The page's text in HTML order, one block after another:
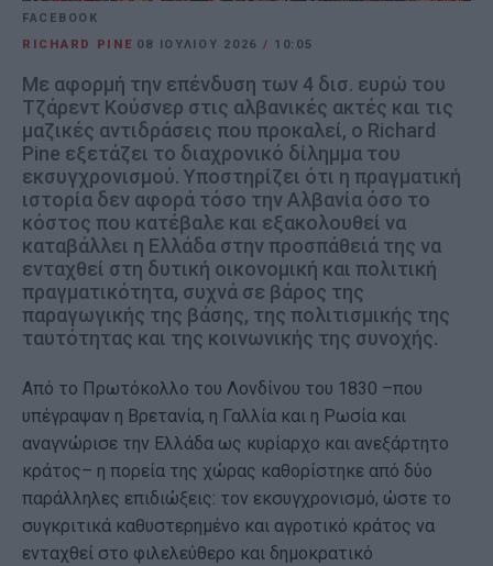
FACEBOOK
RICHARD PINE 08 ΙΟΥΛΊΟΥ 2026 / 10:05
Με αφορμή την επένδυση των 4 δισ. ευρώ του
Τζάρεντ Κούσνερ στις αλβανικές ακτές και τις
μαζικές αντιδράσεις που προκαλεί, ο Richard
Pine εξετάζει το διαχρονικό δίλημμα του
εκσυγχρονισμού. Υποστηρίζει ότι η πραγματική
ιστορία δεν αφορά τόσο την Αλβανία όσο το
κόστος που κατέβαλε και εξακολουθεί να
καταβάλλει η Ελλάδα στην προσπάθειά της να
ενταχθεί στη δυτική οικονομική και πολιτική
πραγματικότητα, συχνά σε βάρος της
παραγωγικής της βάσης, της πολιτισμικής της
ταυτότητας και της κοινωνικής της συνοχής.
Από το Πρωτόκολλο του Λονδίνου του 1830 –που
υπέγραψαν η Βρετανία, η Γαλλία και η Ρωσία και
αναγνώρισε την Ελλάδα ως κυρίαρχο και ανεξάρτητο
κράτος– η πορεία της χώρας καθορίστηκε από δύο
παράλληλες επιδιώξεις: τον εκσυγχρονισμό, ώστε το
συγκριτικά καθυστερημένο και αγροτικό κράτος να
ενταχθεί στο φιλελεύθερο και δημοκρατικό